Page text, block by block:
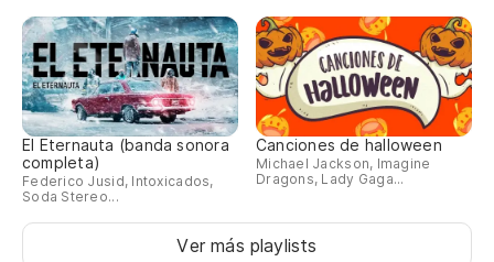
El Eternauta (banda sonora
completa)
Federico Jusid, Intoxicados,
Soda Stereo...
Canciones de halloween
Michael Jackson, Imagine
Dragons, Lady Gaga...
Ver más playlists